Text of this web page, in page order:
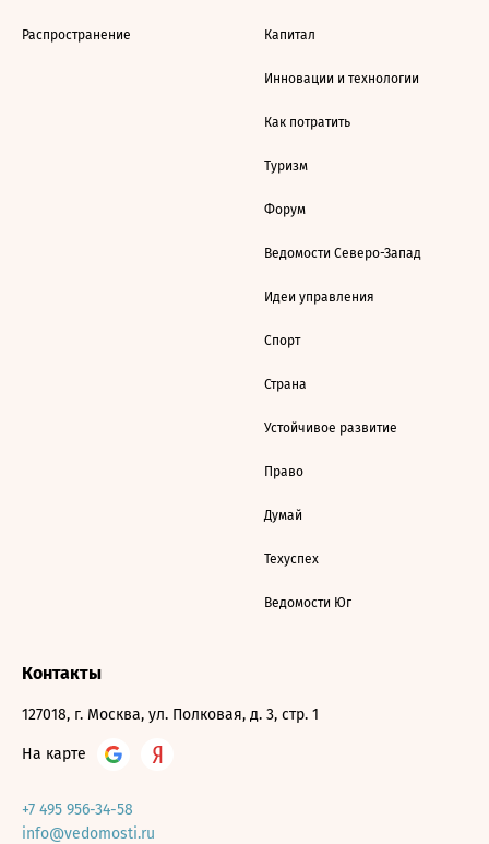
Распространение Капитал
Инновации и технологии
Как потратить
Туризм
Форум
Ведомости Северо-Запад
Идеи управления
Спорт
Страна
Устойчивое развитие
Право
Думай
Техуспех
Ведомости Юг
Контакты
127018, г. Москва, ул. Полковая, д. 3, стр. 1
На карте
+7 495 956-34-58
info@vedomosti.ru